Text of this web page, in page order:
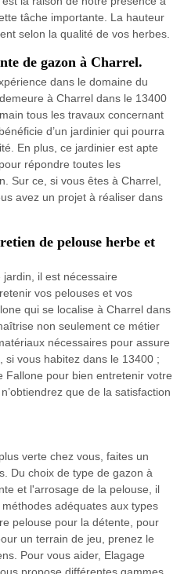
tâche importante. La hauteur
selon la qualité de vos herbes.
de gazon à Charrel.
dans le domaine du
à Charrel dans le 13400
tous les travaux concernant
d’un jardinier qui pourra
En plus, ce jardinier est apte
répondre toutes les
Sur ce, si vous êtes à Charrel,
avez un projet à réaliser dans
de pelouse herbe et
il est nécessaire
vos pelouses et vos
qui se localise à Charrel dans
non seulement ce métier
nécessaires pour assure
si vous habitez dans le 13400 ;
Fallone pour bien entretenir votre
que de la satisfaction
verte chez vous, faites un
Du choix de type de gazon à
et l'arrosage de la pelouse, il
adéquates aux types
pelouse pour la détente, pour
un terrain de jeu, prenez le
Pour vous aider, Elagage
propose différentes gammes